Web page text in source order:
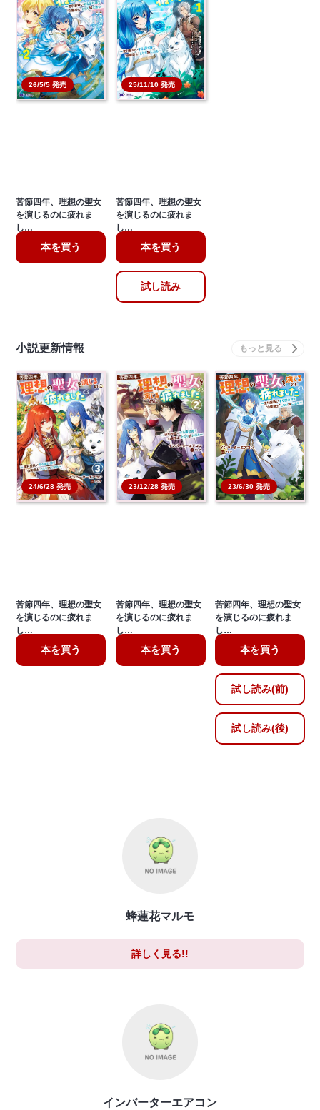
26/5/5 発売
苦節四年、理想の聖女
を演じるのに疲れま
し…
本を買う
25/11/10 発売
苦節四年、理想の聖女
を演じるのに疲れま
し…
本を買う
試し読み
小説更新情報
24/6/28 発売
苦節四年、理想の聖女
を演じるのに疲れま
し…
本を買う
23/12/28 発売
苦節四年、理想の聖女
を演じるのに疲れま
し…
本を買う
23/6/30 発売
苦節四年、理想の聖女
を演じるのに疲れま
し…
本を買う
試し読み(前)
試し読み(後)
蜂蓮花マルモ
詳しく見る!!
インバーターエアコン